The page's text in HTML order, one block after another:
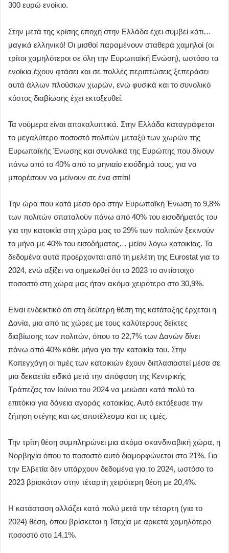
300 ευρώ ενοίκιο.
Στην μετά της κρίσης εποχή στην Ελλάδα έχει συμβεί κάτι…
μαγικά ελληνικό! Οι μισθοί παραμένουν σταθερά χαμηλοί (οι
τρίτοι χαμηλότεροι σε όλη την Ευρωπαϊκή Ενώση), ωστόσο τα
ενοίκια έχουν φτάσει και σε πολλές περιπτώσεις ξεπεράσει
αυτά άλλων πλούσιων χωρών, ενώ φυσικά και το συνολικό
κόστος διαβίωσης έχει εκτοξευθεί.
Τα νούμερα είναι αποκαλυπτικά. Στην Ελλάδα καταγράφεται
το μεγαλύτερο ποσοστό πολιτών μεταξύ των χωρών της
Ευρωπαϊκής Ένωσης και συνολικά της Ευρώπης που δίνουν
πάνω από το 40% από το μηνιαίο εισόδημά τους, για να
μπορέσουν να μείνουν σε ένα σπίτι!
Την ώρα που κατά μέσο όρο στην Ευρωπαϊκή Ένωση το 9,8%
των πολιτών σπαταλούν πάνω από 40% του εισοδήματός του
για την κατοικία στη χώρα μας το 29% των πολιτών ξεκινούν
το μήνα με 40% του εισοδήματος… μείον λόγω κατοικίας. Τα
δεδομένα αυτά προέρχονται από τη μελέτη της Eurostat για το
2024, ενώ αξίζει να σημειωθεί ότι το 2023 το αντίστοιχο
ποσοστό στη χώρα μας ήταν ακόμα χειρότερο στο 30,9%.
Είναι ενδεικτικό ότι στη δεύτερη θέση της κατάταξης έρχεται η
Δανία, μια από τις χώρες με τους καλύτερους δείκτες
διαβίωσης των πολιτών, όπου το 22,7% των Δανών δίνει
πάνω από 40% κάθε μήνα για την κατοικία του. Στην
Κοπεγχάγη οι τιμές των κατοικιών έχουν διπλασιαστεί μέσα σε
μια δεκαετία ειδικά μετά την απόφαση της Κεντρικής
Τράπεζας τον Ιούνιο του 2024 να μειώσει κατά πολύ τα
επιτόκια για δάνεια αγοράς κατοικίας. Αυτό εκτόξευσε την
ζήτηση στέγης και ως αποτέλεσμα και τις τιμές.
Την τρίτη θέση συμπληρώνει μια ακόμα σκανδιναβική χώρα, η
Νορβηγία όπου το ποσοστό αυτό διαμορφώνεται στο 21%. Για
την Ελβετία δεν υπάρχουν δεδομένα για το 2024, ωστόσο το
2023 βρισκόταν στην τέταρτη χειρότερη θέση με 20,4%.
Η κατάσταση αλλάζει κατά πολύ μετά την τέταρτη (για το
2024) θέση, όπου βρίσκεται η Τσεχία με αρκετά χαμηλότερο
ποσοστό στο 14,1%.